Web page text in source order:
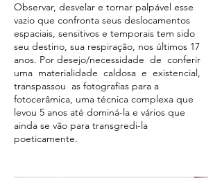
Observar, desvelar e tornar palpável esse
vazio que confronta seus deslocamentos
espaciais, sensitivos e temporais tem sido
seu destino, sua respiração, nos últimos 17
anos. Por desejo/necessidade de conferir
uma materialidade caldosa e existencial,
transpassou as fotografias para a
fotocerâmica, uma técnica complexa que
levou 5 anos até dominá-la e vários que
ainda se vão para transgredi-la
poeticamente.